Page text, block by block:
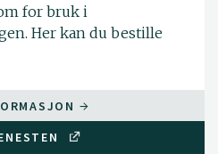
for bruk i
Her kan du bestille